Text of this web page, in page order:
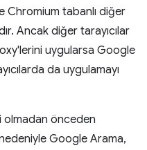
Chromium tabanlı diğer
Ancak diğer tarayıcılar
uygularsa Google
da uygulamayı
önceden
Google Arama,